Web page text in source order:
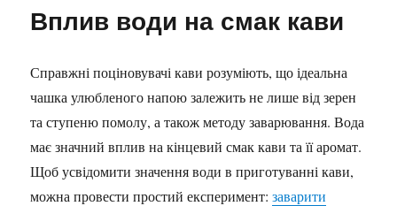
Вплив води на смак кави
Справжні поціновувачі кави розуміють, що ідеальна
чашка улюбленого напою залежить не лише від зерен
та ступеню помолу, а також методу заварювання. Вода
має значний вплив на кінцевий смак кави та її аромат.
Щоб усвідомити значення води в приготуванні кави,
можна провести простий експеримент:заварити